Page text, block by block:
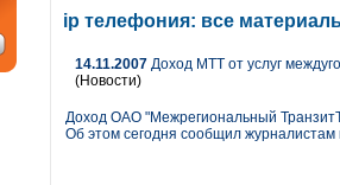
ip телефония: все
14.11.2007 Доход МТТ от услуг
(Новости)
Доход ОАО "Межрегиональный
Об этом сегодня сообщил